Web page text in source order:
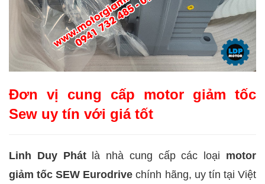
Đơn vị cung cấp motor giảm tốc
Sew uy tín với giá tốt
Linh Duy Phátlà nhà cung cấp các loại motor
giảm tốc SEW Eurodrive chính hãng, uy tín tại Việt